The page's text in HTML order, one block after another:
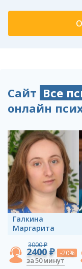
Сайт Все
онлайн
Галкина
Маргарита
3000 ₽
2400 ₽ -20%
за 50 минут